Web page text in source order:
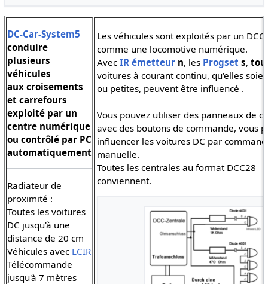
DC-Car-System5
conduire
plusieurs
véhicules
aux croisements
et carrefours
exploité par un
centre numérique
ou contrôlé par PC
automatiquement
Radiateur de
proximité :
Toutes les voitures
DC jusqu'à une
distance de 20 cm
Véhicules avec LCIR
Télécommande
jusqu'à 7 mètres
Les véhicules sont exploités par un
comme une locomotive numérique.
Avec IR émetteurn, les Progset s,
voitures à courant continu, qu'elles
ou petites, peuvent être influencé .
Vous pouvez utiliser des panneaux de
avec des boutons de commande, vous
influencer les voitures DC par
manuelle.
Toutes les centrales au format DCC28
conviennent.